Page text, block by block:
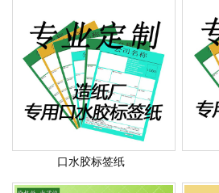
口水胶标签纸